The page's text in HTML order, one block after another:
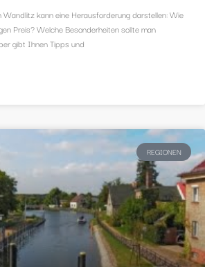
Wandlitz kann eine Herausforderung darstellen: Wie
Preis? Welche Besonderheiten sollte man
gibt Ihnen Tipps und
REGIONEN